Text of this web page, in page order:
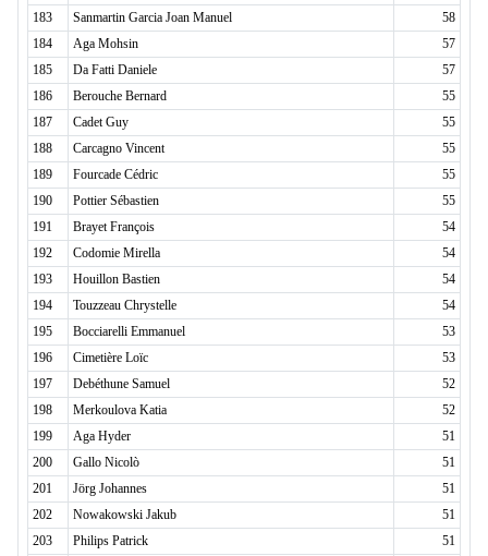
183
Sanmartin Garcia Joan Manuel
58
184
Aga Mohsin
57
185
Da Fatti Daniele
57
186
Berouche Bernard
55
187
Cadet Guy
55
188
Carcagno Vincent
55
189
Fourcade Cédric
55
190
Pottier Sébastien
55
191
Brayet François
54
192
Codomie Mirella
54
193
Houillon Bastien
54
194
Touzzeau Chrystelle
54
195
Bocciarelli Emmanuel
53
196
Cimetière Loïc
53
197
Debéthune Samuel
52
198
Merkoulova Katia
52
199
Aga Hyder
51
200
Gallo Nicolò
51
201
Jörg Johannes
51
202
Nowakowski Jakub
51
203
Philips Patrick
51